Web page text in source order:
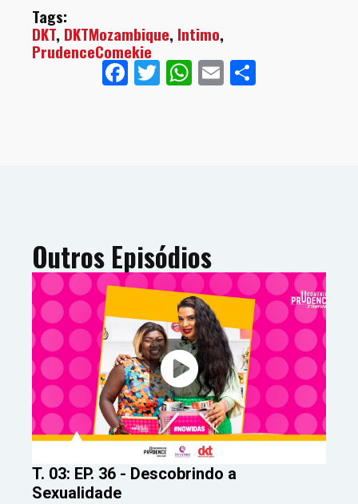
Tags:
DKT, DKTMozambique, Intimo,
PrudenceComekie
Facebook
TwitterWhatsApp
Email
Outros Episódios
T. 03: EP. 36 - Descobrindo a
Sexualidade